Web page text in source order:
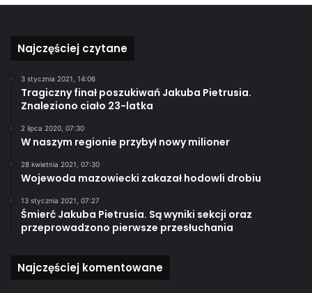
Najczęściej czytane
3 stycznia 2021, 14:06
Tragiczny finał poszukiwań Jakuba Pietrusia.
Znaleziono ciało 23-latka
2 lipca 2020, 07:30
W naszym regionie przybył nowy milioner
28 kwietnia 2021, 07:30
Wojewoda mazowiecki zakazał hodowli drobiu
13 stycznia 2021, 07:27
Śmierć Jakuba Pietrusia. Są wyniki sekcji oraz
przeprowadzono pierwsze przesłuchania
Najczęściej komentowane